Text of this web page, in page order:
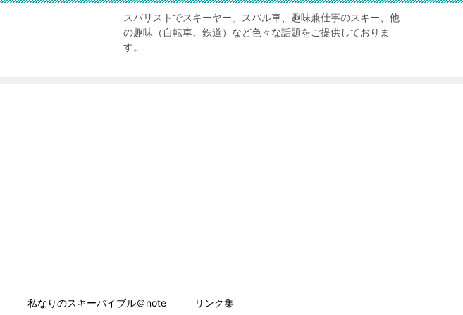
スバリストでスキーヤー。スバル車、趣味兼仕事のスキー、他
の趣味（自転車、鉄道）など色々な話題をご提供しておりま
す。
私なりのスキーバイブル＠note リンク集